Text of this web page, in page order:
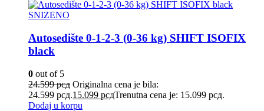
SNIZENO
Autosedište 0-1-2-3 (0-36 kg) SHIFT ISOFIX
black
0 out of 5
24.599рсд Originalna cena je bila:
24.599 рсд.15.099 рсдTrenutna cena je: 15.099 рсд.
Dodaj u korpu